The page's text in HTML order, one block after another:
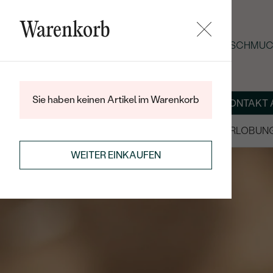
SOMMER-BLACK-FRIDAY: -25 % AUF
ÜBER UNS MAGAZINSCHMUCK NACH MASS KONTAKT
Warenkorb
Sie haben keinen Artikel im Warenkorb
WEITER EINKAUFEN